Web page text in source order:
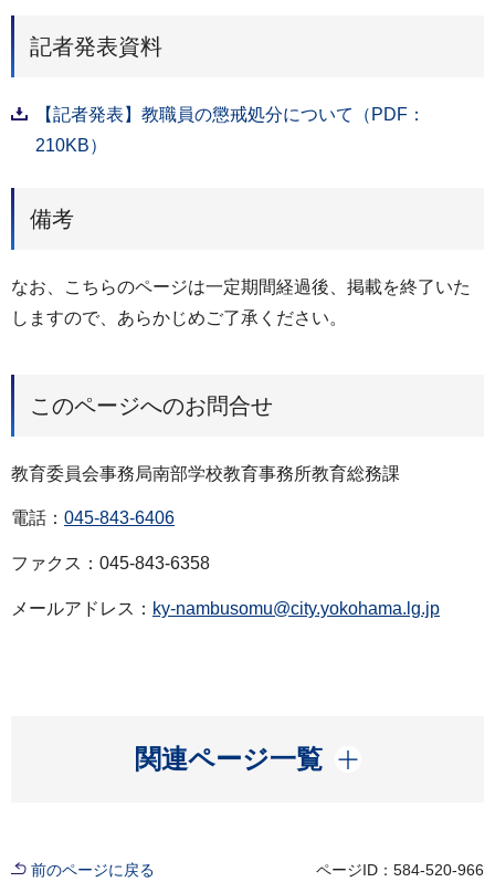
記者発表資料
【記者発表】教職員の懲戒処分について（PDF：
210KB）
備考
なお、こちらのページは一定期間経過後、掲載を終了いた
しますので、あらかじめご了承ください。
このページへのお問合せ
教育委員会事務局南部学校教育事務所教育総務課
電話： 045-843-6406
ファクス：045-843-6358
メールアドレス： ky-nambusomu@city.yokohama.lg.jp
関連ページ一覧
開く
前のページに戻る ページID：584-520-966